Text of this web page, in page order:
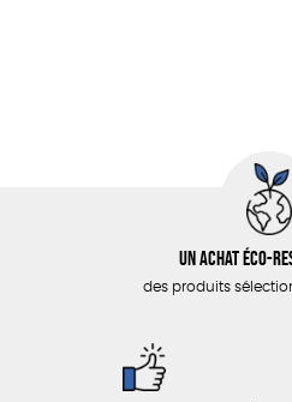
Un achat éco-
des produits